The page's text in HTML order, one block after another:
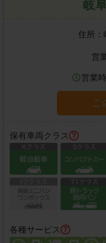
岐
住所：
営
営業
こ
保有車両クラス
各種サービス